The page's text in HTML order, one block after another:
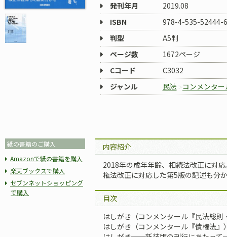
発刊年月
2019.08
ISBN
978-4-535-52444-6
判型
A5判
ページ数
1672ページ
Cコード
C3032
ジャンル
民法 コンメンタ
紙の書籍のご購入
Amazonで紙の書籍を購入
楽天ブックスで購入
セブンネットショッピング
で購入
内容紹介
2018年の成年年齢、相続法改正に対
権法改正に対応した第5版の記述も分
目次
はしがき（コンメンタール『民法
はしがき（コンメンタール『債権